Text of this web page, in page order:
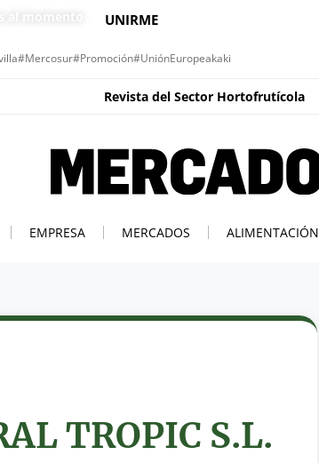
al momento UNIRME
#Mercosur#Promoción#UniónEuropeakaki
Revista del Sector Hortofrutícola
EMPRESA MERCADOS ALIMENTACIÓN
TROPIC S.L.